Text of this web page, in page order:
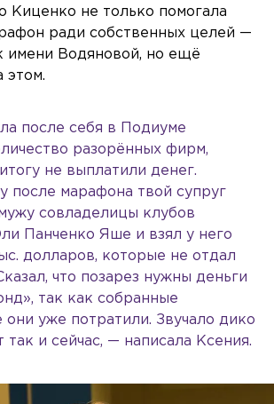
Киценко не только помогала
ради собственных целей —
имени Водяновой, но ещё
этом.
после себя в Подиуме
разорённых фирм,
не выплатили денег.
после марафона твой супруг
совладелицы клубов
Панченко Яше и взял у него
долларов, которые не отдал
что позарез нужны деньги
так как собранные
они уже потратили. Звучало дико
так и сейчас, — написала Ксения.